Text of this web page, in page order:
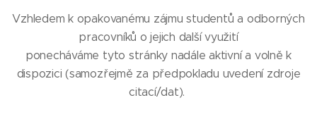
Vzhledem k opakovanému zájmu studentů a odborných
pracovníků o jejich další využití
ponecháváme tyto stránky nadále aktivní a volně k
dispozici (samozřejmě za předpokladu uvedení zdroje
citací/dat).